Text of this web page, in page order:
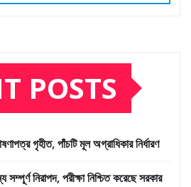
POSTS
গৃহীত, পাঁচটি মূল অগ্রাধিকার নির্ধারণ
নিরাপদ, পরীক্ষা নিশ্চিত করেছে সরকার